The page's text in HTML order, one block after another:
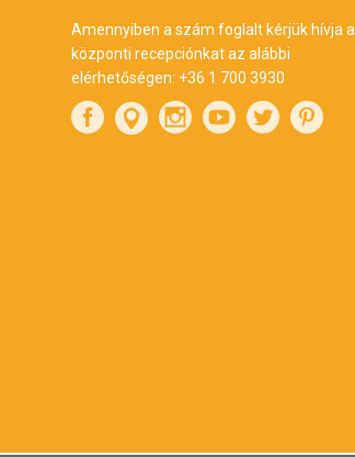
Amennyiben a szám foglalt kérjük hívja a
központi recepciónkat az alábbi
elérhetőségen: +36 1 700 3930